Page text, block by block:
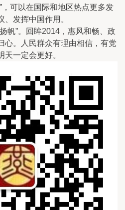
，可以在国际和地区热点更多发
发挥中国作用。
”。回眸2014，惠风和畅、政
心。人民群众有理由相信，有党
一定会更好。